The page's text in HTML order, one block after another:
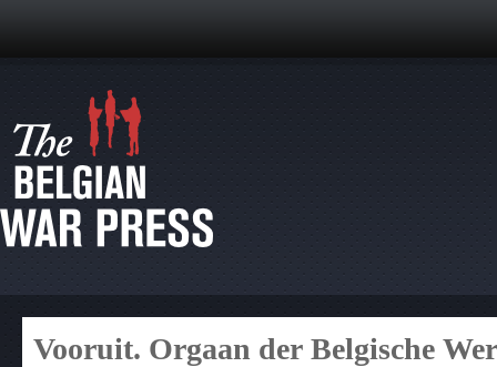
Vooruit. Orgaan der Belgische